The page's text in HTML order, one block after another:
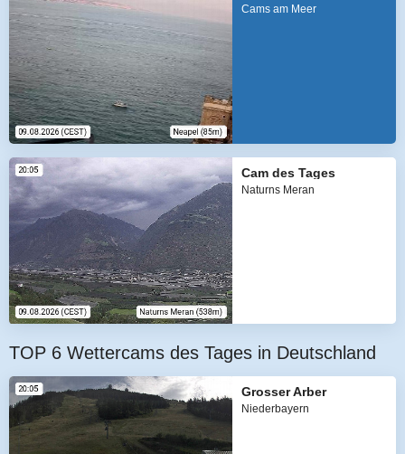
Cams am Meer
Cam des Tages
Naturns Meran
TOP 6 Wettercams des Tages in Deutschland
Grosser Arber
Niederbayern